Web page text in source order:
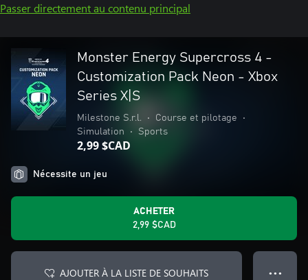
Passer directement au contenu principal
Monster Energy Supercross 4 -
Customization Pack Neon - Xbox
Series X|S
Milestone S.r.l. • Course et pilotage
•
Simulation
• Sports
2,99 $CAD
Nécessite un jeu
ACHETER
2,99 $CAD
AJOUTER À LA LISTE DE SOUHAITS ● ● ●